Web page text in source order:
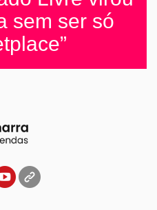
sem ser só